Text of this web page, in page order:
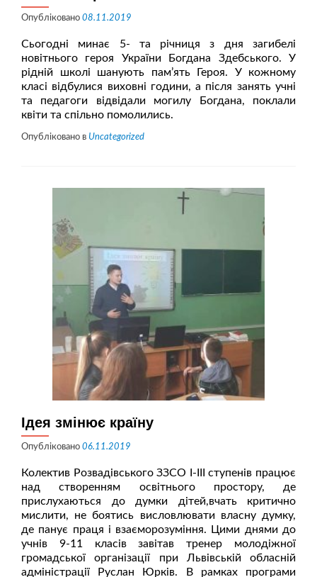
Опубліковано 08.11.2019
Сьогодні минає 5- та річниця з дня загибелі
новітнього героя України Богдана Здебського. У
рідній школі шанують пам’ять Героя. У кожному
класі відбулися виховні години, а після занять учні
та педагоги відвідали могилу Богдана, поклали
квіти та спільно помолились.
Опубліковано в Uncategorized
Ідея змінює країну
Опубліковано 06.11.2019
Колектив Розвадівського ЗЗСО І-ІІІ ступенів працює
над створенням освітнього простору, де
прислухаються до думки дітей,вчать критично
мислити, не боятись висловлювати власну думку,
де панує праця і взаєморозуміння. Цими днями до
учнів 9-11 класів завітав тренер молодіжної
громадської організації при Львівській обласній
адміністрації Руслан Юрків. В рамках програми